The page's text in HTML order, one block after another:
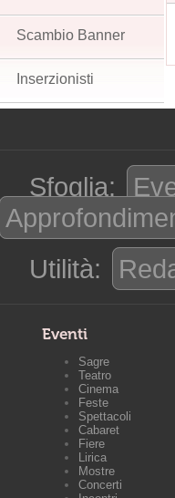
Scambio Banner
Inserzionisti
Sfoglia:
Utilità:
Eventi
Sagre
Teatro
Cinema
Feste
Spettacoli
Cabaret
Fiere
Lirica
Mostre
Concerti